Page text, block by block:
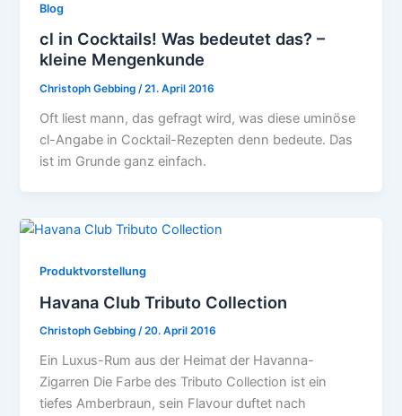
Blog
cl in Cocktails! Was bedeutet das? –
kleine Mengenkunde
Christoph Gebbing/21. April 2016
Oft liest mann, das gefragt wird, was diese uminöse
cl-Angabe in Cocktail-Rezepten denn bedeute. Das
ist im Grunde ganz einfach.
Produktvorstellung
Havana Club Tributo Collection
Christoph Gebbing/20. April 2016
Ein Luxus-Rum aus der Heimat der Havanna-
Zigarren Die Farbe des Tributo Collection ist ein
tiefes Amberbraun, sein Flavour duftet nach